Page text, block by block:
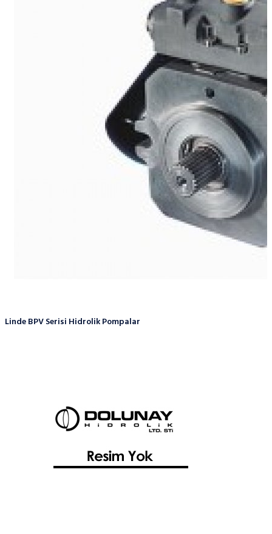
Linde BPV Serisi Hidrolik Pompalar